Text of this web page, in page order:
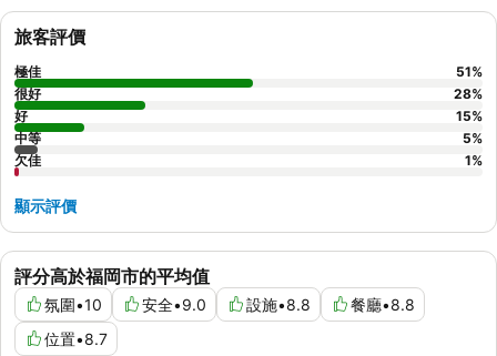
評分高於福岡市的平均值
氛圍•10 安全•9.0 設施•8.8 餐廳•8.8
位置•8.7
旅客評價
極佳 51%
很好
28%
好
15%
中等
5%
欠佳
1%
顯示評價